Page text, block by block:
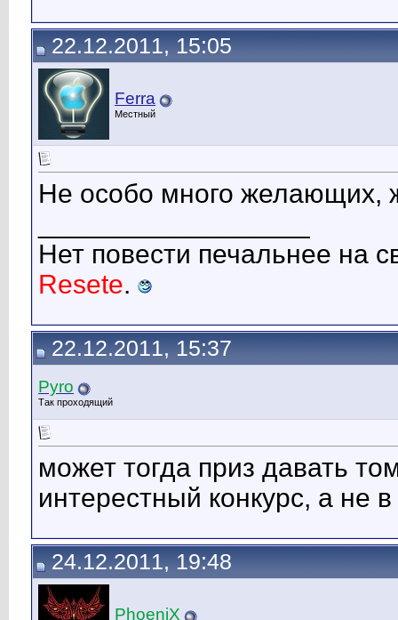
22.12.2011, 15:05
Ferra
Местный
Не особо много желающих,
Нет повести печальнее на
Resete.
22.12.2011, 15:37
Pyro
Так проходящий
может тогда приз давать
интерестный конкурс, а не
24.12.2011, 19:48
PhoeniX